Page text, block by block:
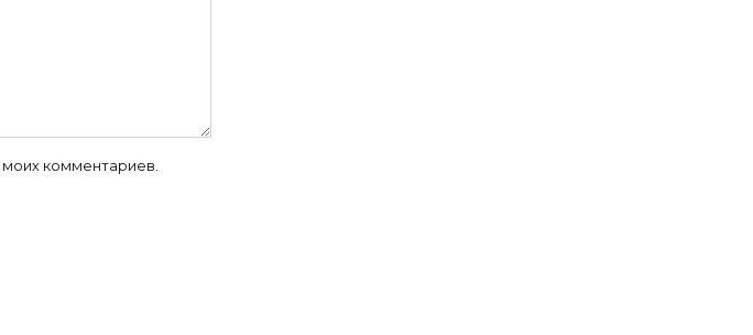
комментариев.